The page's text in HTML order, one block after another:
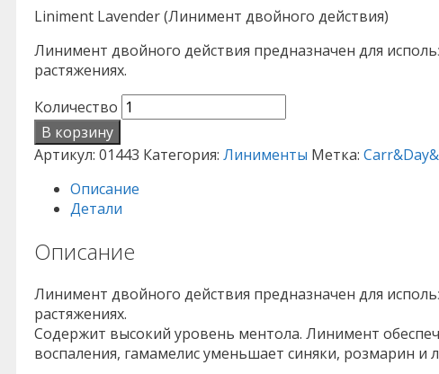
Liniment Lavender (Линимент двойного действия)
Линимент двойного действия предназначен для
растяжениях.
Количество
В корзину
Артикул: 01443 Категория: Линименты Метка:
Описание
Детали
Описание
Линимент двойного действия предназначен для
растяжениях.
Содержит высокий уровень ментола. Линимент
воспаления, гамамелис уменьшает синяки, розмарин